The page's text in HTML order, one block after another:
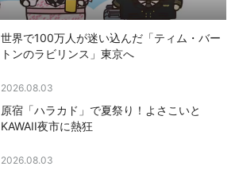
世界で100万人が迷い込んだ「ティム・バー
トンのラビリンス」東京へ
2026.08.03
原宿「ハラカド」で夏祭り！よさこいと
KAWAII夜市に熱狂
2026.08.03